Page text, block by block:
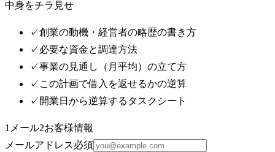
中身をチラ見せ
✓創業の動機・経営者の略歴の書き方
✓必要な資金と調達方法
✓事業の見通し（月平均）の立て方
✓ この計画で借入を返せるかの逆算
✓ 開業日から逆算するタスクシート
1 メール2お客様情報
メールアドレス必須